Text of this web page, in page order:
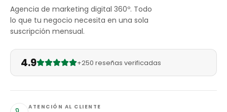
Agencia de marketing digital 360º. Todo
lo que tu negocio necesita en una sola
suscripción mensual.
4.9 +250 reseñas verificadas
ATENCIÓN AL CLIENTE